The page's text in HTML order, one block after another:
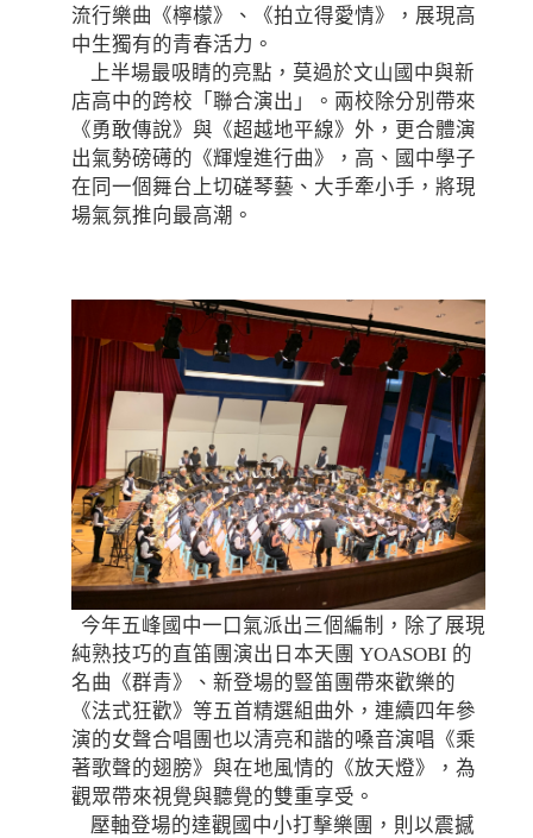
流行樂曲《檸檬》、《拍立得愛情》，展現高
中生獨有的青春活力。
上半場最吸睛的亮點，莫過於文山國中與新
店高中的跨校「聯合演出」。兩校除分別帶來
《勇敢傳說》與《超越地平線》外，更合體演
出氣勢磅礡的《輝煌進行曲》，高、國中學子
在同一個舞台上切磋琴藝、大手牽小手，將現
場氣氛推向最高潮。
今年五峰國中一口氣派出三個編制，除了展現
純熟技巧的直笛團演出日本天團 YOASOBI 的
名曲《群青》、新登場的豎笛團帶來歡樂的
《法式狂歡》等五首精選組曲外，連續四年參
演的女聲合唱團也以清亮和諧的嗓音演唱《乘
著歌聲的翅膀》與在地風情的《放天燈》，為
觀眾帶來視覺與聽覺的雙重享受。
壓軸登場的達觀國中小打擊樂團，則以震撼